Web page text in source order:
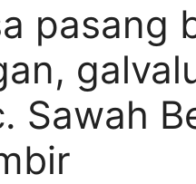
pasang
Sawah